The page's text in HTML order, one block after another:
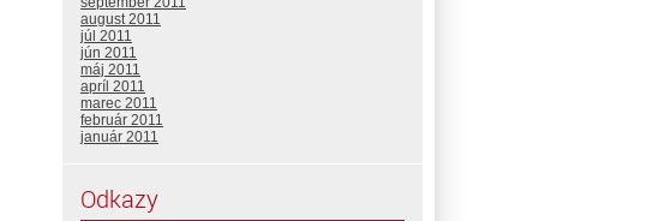
august 2011
júl 2011
jún 2011
máj 2011
apríl 2011
marec 2011
február 2011
január 2011
Odkazy